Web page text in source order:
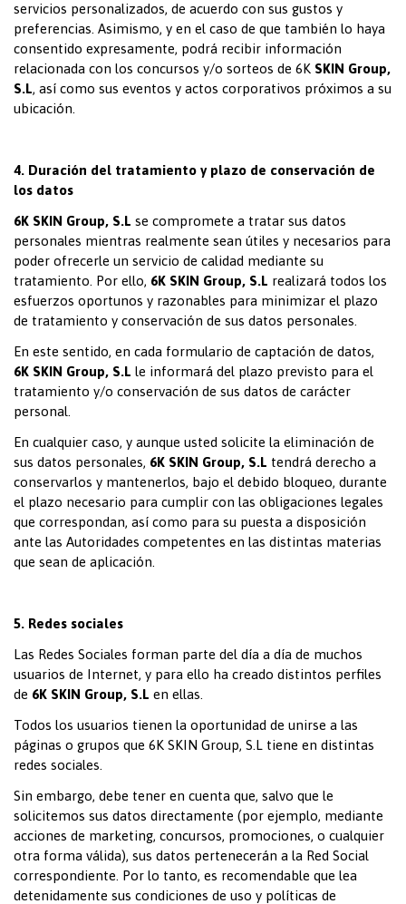
servicios personalizados, de acuerdo con sus gustos y
preferencias. Asimismo, y en el caso de que también lo haya
consentido expresamente, podrá recibir información
relacionada con los concursos y/o sorteos de 6K SKIN Group,
S.L, así como sus eventos y actos corporativos próximos a su
ubicación.
4. Duración del tratamiento y plazo de conservación de
los datos
6K SKIN Group, S.L se compromete a tratar sus datos
personales mientras realmente sean útiles y necesarios para
poder ofrecerle un servicio de calidad mediante su
tratamiento. Por ello, 6K SKIN Group, S.L realizará todos los
esfuerzos oportunos y razonables para minimizar el plazo
de tratamiento y conservación de sus datos personales.
En este sentido, en cada formulario de captación de datos,
6K SKIN Group, S.L le informará del plazo previsto para el
tratamiento y/o conservación de sus datos de carácter
personal.
En cualquier caso, y aunque usted solicite la eliminación de
sus datos personales, 6K SKIN Group, S.L tendrá derecho a
conservarlos y mantenerlos, bajo el debido bloqueo, durante
el plazo necesario para cumplir con las obligaciones legales
que correspondan, así como para su puesta a disposición
ante las Autoridades competentes en las distintas materias
que sean de aplicación.
5. Redes sociales
Las Redes Sociales forman parte del día a día de muchos
usuarios de Internet, y para ello ha creado distintos perfiles
de 6K SKIN Group, S.L en ellas.
Todos los usuarios tienen la oportunidad de unirse a las
páginas o grupos que 6K SKIN Group, S.L tiene en distintas
redes sociales.
Sin embargo, debe tener en cuenta que, salvo que le
solicitemos sus datos directamente (por ejemplo, mediante
acciones de marketing, concursos, promociones, o cualquier
otra forma válida), sus datos pertenecerán a la Red Social
correspondiente. Por lo tanto, es recomendable que lea
detenidamente sus condiciones de uso y políticas de